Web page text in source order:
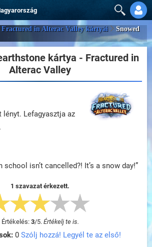
Fractured in Alterac Valley kártyái
Snowed
kártya - Fractured in
Alterac Valley
lényt. Lefagyasztja az
school isn’t cancelled?! It’s a snow day!”
1 szavazat érkezett.
Értékelés: 3/5. Értékelj te is.
0 Szólj hozzá! Legyél te az első!